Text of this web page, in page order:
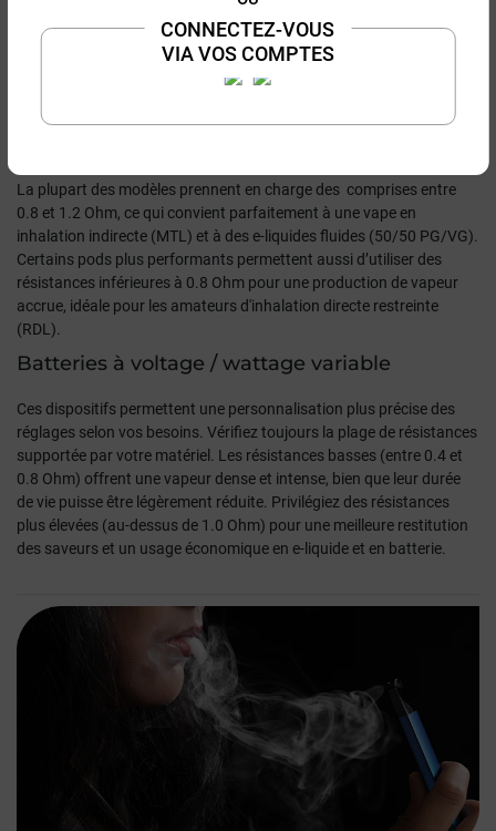
CONNECTEZ-VOUS
VIA VOS COMPTES
généralement pas compatibles avec ce type de batterie, qui inclut
des sécurités empêchant leur utilisation pour éviter surchauffes et
Pods et systèmes à cartouche
La plupart des modèles prennent en charge des comprises entre
0.8 et 1.2 Ohm, ce qui convient parfaitement à une vape en
inhalation indirecte (MTL) et à des e-liquides fluides (50/50 PG/VG).
Certains pods plus performants permettent aussi d’utiliser des
résistances inférieures à 0.8 Ohm pour une production de vapeur
accrue, idéale pour les amateurs d'inhalation directe restreinte
(RDL).
Batteries à voltage / wattage variable
Ces dispositifs permettent une personnalisation plus précise des
réglages selon vos besoins. Vérifiez toujours la plage de résistances
supportée par votre matériel . Les résistances basses (entre 0.4 et
0.8 Ohm) offrent une vapeur dense et intense, bien que leur durée
de vie puisse être légèrement réduite. Privilégiez des résistances
plus élevées (au-dessus de 1.0 Ohm) pour une meilleure restitution
des saveurs et un usage économique en e-liquide et en batterie.